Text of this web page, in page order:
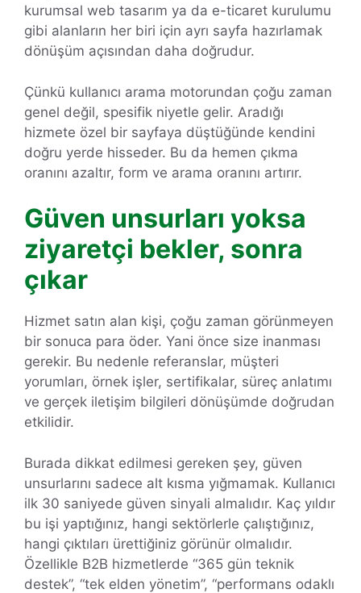
kurumsal web tasarım ya da e-ticaret kurulumu
gibi alanların her biri için ayrı sayfa hazırlamak
dönüşüm açısından daha doğrudur.
Çünkü kullanıcı arama motorundan çoğu zaman
genel değil, spesifik niyetle gelir. Aradığı
hizmete özel bir sayfaya düştüğünde kendini
doğru yerde hisseder. Bu da hemen çıkma
oranını azaltır, form ve arama oranını artırır.
Güven unsurları yoksa
ziyaretçi bekler, sonra
çıkar
Hizmet satın alan kişi, çoğu zaman görünmeyen
bir sonuca para öder. Yani önce size inanması
gerekir. Bu nedenle referanslar, müşteri
yorumları, örnek işler, sertifikalar, süreç anlatımı
ve gerçek iletişim bilgileri dönüşümde doğrudan
etkilidir.
Burada dikkat edilmesi gereken şey, güven
unsurlarını sadece alt kısma yığmamak. Kullanıcı
ilk 30 saniyede güven sinyali almalıdır. Kaç yıldır
bu işi yaptığınız, hangi sektörlerle çalıştığınız,
hangi çıktıları ürettiğiniz görünür olmalıdır.
Özellikle B2B hizmetlerde “365 gün teknik
destek”, “tek elden yönetim”, “performans odaklı